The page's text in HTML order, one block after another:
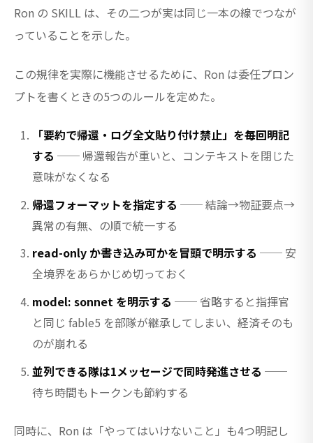
Ron の SKILL は、その二つが実は同じ一本の線でつなが
っていることを示した。
この規律を実際に機能させるために、Ron は委任プロン
プトを書くときの5つのルールを定めた。
「要約で帰還・ログ全文貼り付け禁止」を毎回明記
する ── 帰還報告が重いと、コンテキストを閉じた
意味がなくなる
帰還フォーマットを指定する ── 結論→物証要点→
異常の有無、の順で統一する
read-only か書き込み可かを冒頭で明示する ── 安
全境界をあらかじめ切っておく
model: sonnet を明示する ── 省略すると指揮官
と同じ fable5 を部隊が継承してしまい、経済そのも
のが崩れる
並列できる隊は1メッセージで同時発進させる ──
待ち時間もトークンも節約する
同時に、Ron は「やってはいけないこと」も4つ明記し